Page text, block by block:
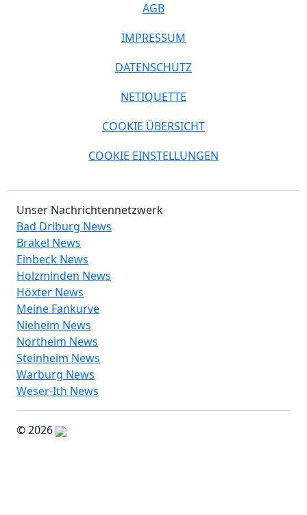
AGB
IMPRESSUM
DATENSCHUTZ
NETIQUETTE
COOKIE ÜBERSICHT
COOKIE EINSTELLUNGEN
Unser Nachrichtennetzwerk
Bad Driburg News
Brakel News
Einbeck News
Holzminden News
Höxter News
Meine Fankurve
Nieheim News
Northeim News
Steinheim News
Warburg News
Weser-Ith News
© 2026